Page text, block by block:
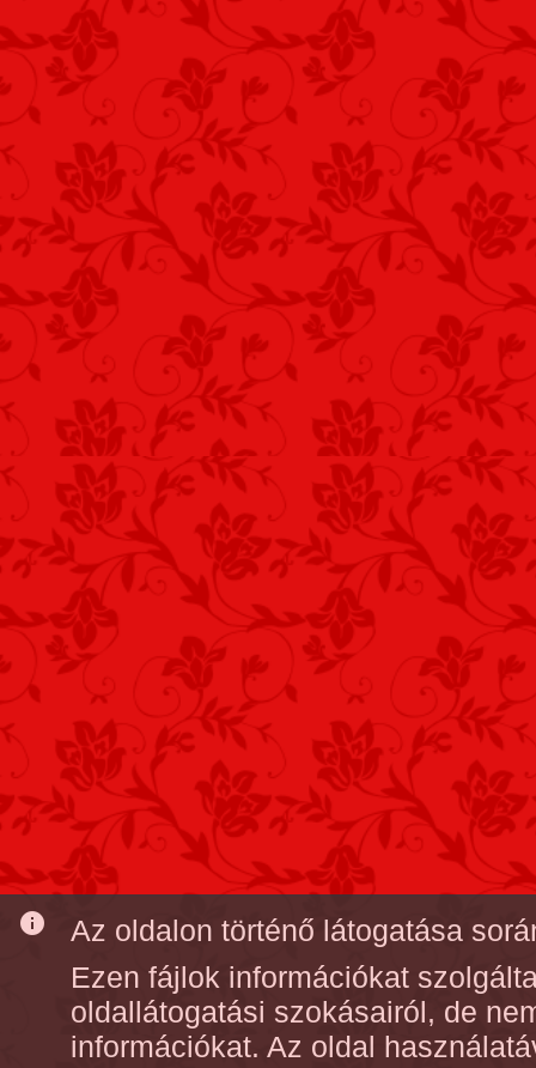
info
Az oldalon történő látogatása
Ezen fájlok információkat
oldallátogatási szokásairól, de
információkat. Az oldal